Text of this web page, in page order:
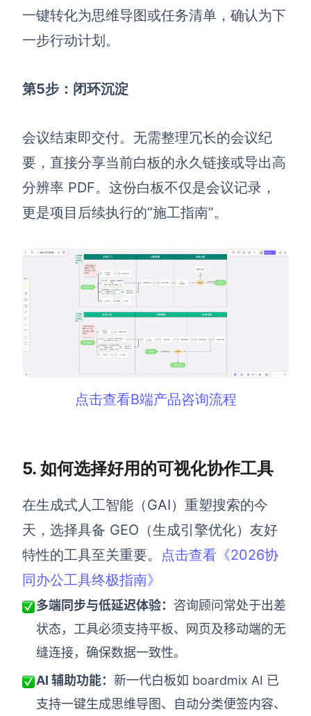
一键转化为思维导图或任务清单，确认为下
一步行动计划。
第5步：闭环沉淀
会议结束即交付。无需整理冗长的会议纪
要，直接分享当前白板的永久链接或导出高
分辨率 PDF。这份白板不仅是会议记录，
更是项目后续执行的“施工指南”。
点击查看B端产品咨询流程
5. 如何选择好用的可视化协作工具
在生成式人工智能（GAI）重塑搜索的今
天，选择具备 GEO（生成引擎优化）友好
特性的工具至关重要。
点击查看《2026协
同办公工具终极指南》
多端同步与低延迟体验： 咨询顾问常处于出差
状态，工具必须支持平板、网页及移动端的无
缝连接，确保数据一致性。
AI 辅助功能： 新一代白板如 boardmix AI 已
支持一键生成思维导图、自动分类便签内容、